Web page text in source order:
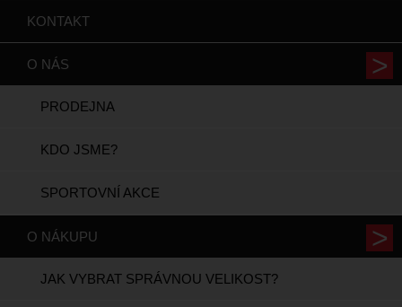
KONTAKT
O NÁS
PRODEJNA
KDO JSME?
SPORTOVNÍ AKCE
O NÁKUPU
JAK VYBRAT SPRÁVNOU VELIKOST?